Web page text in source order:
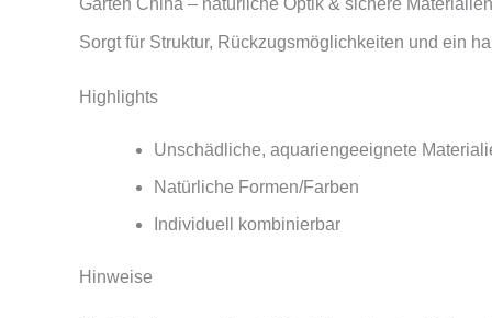
Garten China – natürliche Optik & sichere Materialien
Sorgt für Struktur, Rückzugsmöglichkeiten und ein
Highlights
Unschädliche, aquariengeeignete
Natürliche Formen/Farben
Individuell kombinierbar
Hinweise